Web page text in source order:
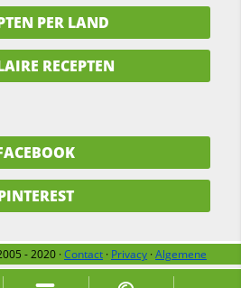
PER LAND
RECEPTEN
- 2020 ·Contact · Privacy ·Algemene
Over ons